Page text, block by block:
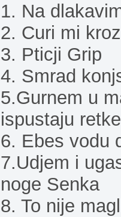
1. Na
2. Curi mi
3. Pticji Grip
4. Smrad
5.Gurnem u
ispustaju
6. Ebes vodu
7.Udjem i
noge Senka
8. To nije